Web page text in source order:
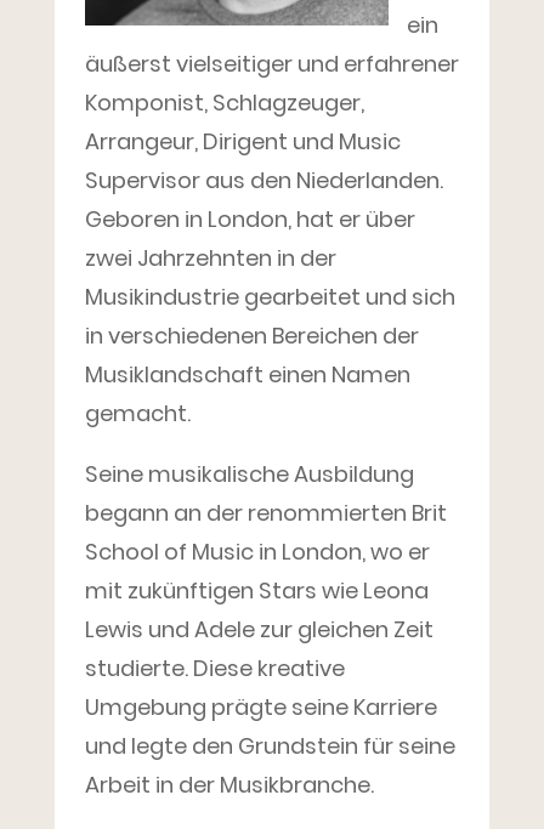
ein
äußerst vielseitiger und erfahrener
Komponist, Schlagzeuger,
Arrangeur, Dirigent und Music
Supervisor aus den Niederlanden.
Geboren in London, hat er über
zwei Jahrzehnten in der
Musikindustrie gearbeitet und sich
in verschiedenen Bereichen der
Musiklandschaft einen Namen
gemacht.
Seine musikalische Ausbildung
begann an der renommierten Brit
School of Music in London, wo er
mit zukünftigen Stars wie Leona
Lewis und Adele zur gleichen Zeit
studierte. Diese kreative
Umgebung prägte seine Karriere
und legte den Grundstein für seine
Arbeit in der Musikbranche.